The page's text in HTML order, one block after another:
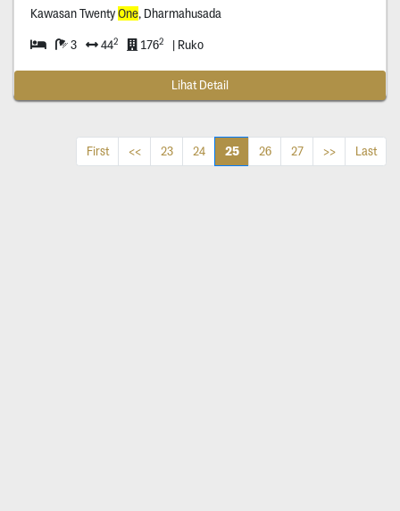
Kawasan TwentyOne, Dharmahusada
3 442 1762 | Ruko
Lihat Detail
First << 23 24 25 26 27 >> Last